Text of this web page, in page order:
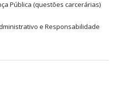
Pública (questões carcerárias)
e Responsabilidade